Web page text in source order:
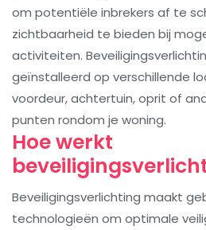
om potentiële inbrekers af te
zichtbaarheid te bieden bij
activiteiten.
geïnstalleerd op verschillende
voordeur, achtertuin, oprit of
punten rondom je woning.
Hoe werkt
Beveiligingsverlichting maakt
technologieën om optimale